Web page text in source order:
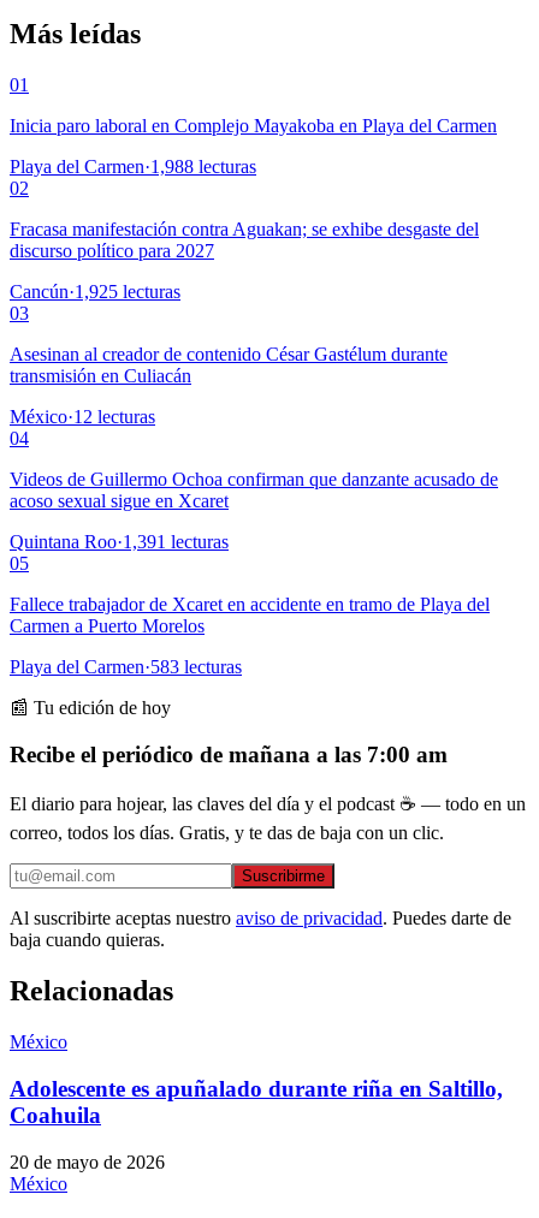
Más leídas
01
Inicia paro laboral en Complejo Mayakoba en Playa del Carmen
Playa del Carmen·1,988 lecturas
02
Fracasa manifestación contra Aguakan; se exhibe desgaste del
discurso político para 2027
Cancún·1,925 lecturas
03
Asesinan al creador de contenido César Gastélum durante
transmisión en Culiacán
México·12 lecturas
04
Videos de Guillermo Ochoa confirman que danzante acusado de
acoso sexual sigue en Xcaret
Quintana Roo·1,391 lecturas
05
Fallece trabajador de Xcaret en accidente en tramo de Playa del
Carmen a Puerto Morelos
Playa del Carmen·583 lecturas
📰 Tu edición de hoy
Recibe el periódico de mañana a las 7:00 am
El diario para hojear, las claves del día y el podcast ☕ — todo en un
correo, todos los días. Gratis, y te das de baja con un clic.
Suscribirme
Al suscribirte aceptas nuestro aviso de privacidad. Puedes darte de
baja cuando quieras.
Relacionadas
México
Adolescente es apuñalado durante riña en Saltillo,
Coahuila
20 de mayo de 2026
México